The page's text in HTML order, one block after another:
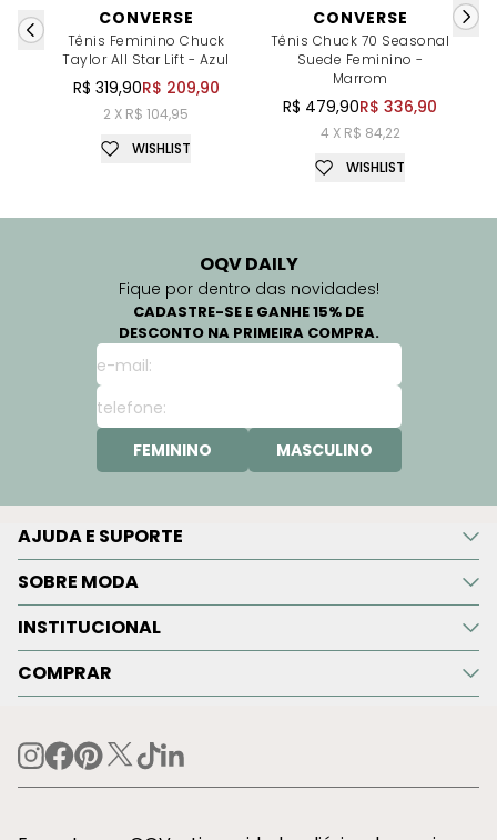
CONVERSE
Tênis Feminino Chuck
Taylor All Star Lift - Azul
R$ 319,90R$ 209,90
2 X R$ 104,95
WISHLIST
CONVERSE
Tênis Chuck 70 Seasonal
Suede Feminino -
Marrom
R$ 479,90R$ 336,90
4 X R$ 84,22
WISHLIST
OQV DAILY
Fique por dentro das novidades!
CADASTRE-SE E GANHE 15% DE
DESCONTO NA PRIMEIRA COMPRA.
FEMININO MASCULINO
AJUDA E SUPORTE
SOBRE MODA
INSTITUCIONAL
COMPRAR